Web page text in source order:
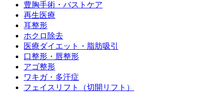
豊胸手術・バストケア
再生医療
耳整形
ホクロ除去
医療ダイエット・脂肪吸引
口整形・唇整形
アゴ整形
ワキガ・多汗症
フェイスリフト（切開リフト）